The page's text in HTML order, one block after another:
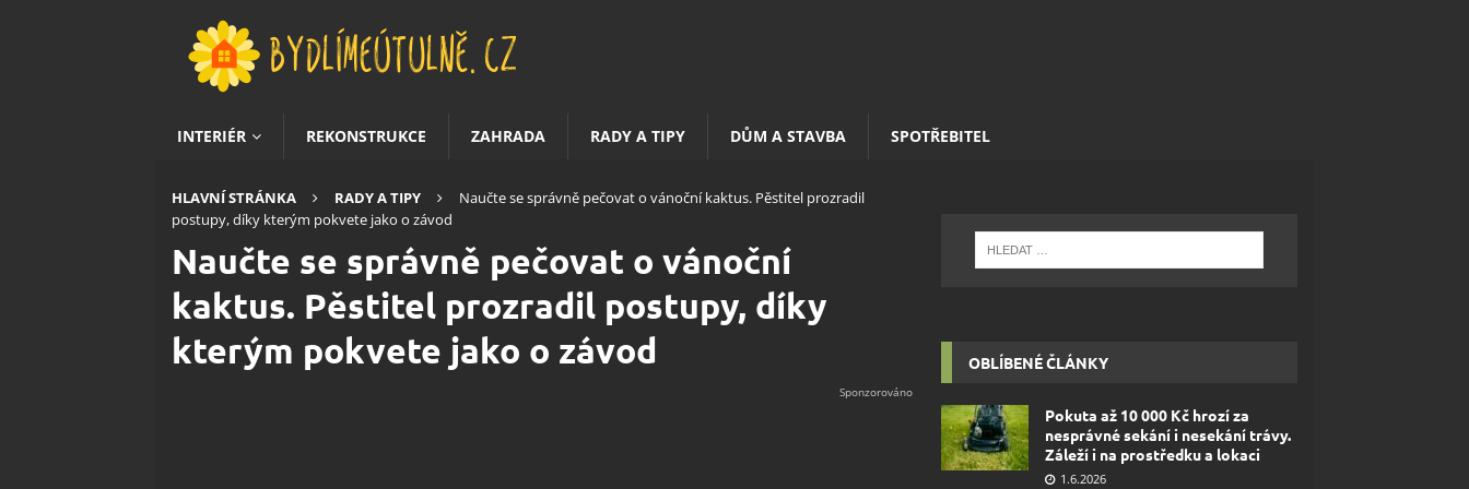
INTERIÉR REKONSTRUKCE ZAHRADA RADY A TIPY DŮM A STAVBA SPOTŘEBITEL
HLAVNÍ STRÁNKA RADY A TIPY
Naučte se správně pečovat o vánoční kaktus. Pěstitel prozradil
postupy, díky kterým pokvete jako o závod
Naučte se správně pečovat o vánoční
kaktus. Pěstitel prozradil postupy, díky
kterým pokvete jako o závod
OBLÍBENÉ ČLÁNKY
Pokuta až 10 000 Kč hrozí za
nesprávné sekání i nesekání trávy.
Záleží i na prostředku a lokaci
1.6.2026